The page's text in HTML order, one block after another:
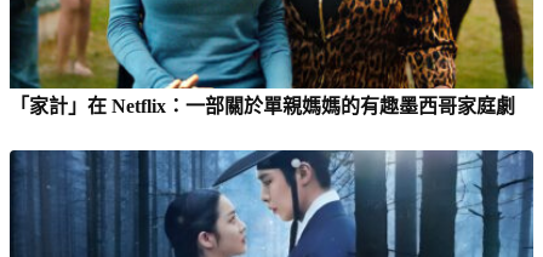
「家計」在 Netflix：一部關於單親媽媽的有趣墨西哥家庭劇